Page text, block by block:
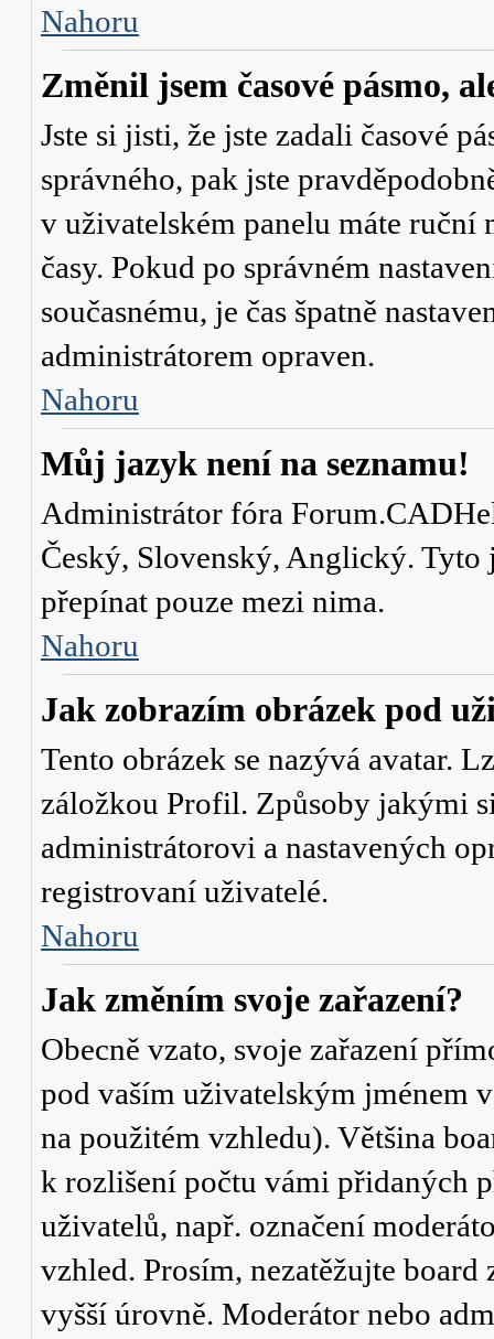
Nahoru
Změnil jsem časové pásmo,
Jste si jisti, že jste zadali časové
správného, pak jste
v uživatelském panelu máte ruční
časy. Pokud po správném
současnému, je čas špatně
administrátorem opraven.
Nahoru
Můj jazyk není na seznamu!
Administrátor fóra
Český, Slovenský, Anglický.
přepínat pouze mezi nima.
Nahoru
Jak zobrazím obrázek pod
Tento obrázek se nazývá avatar.
záložkou Profil. Způsoby jakými
administrátorovi a nastavených
registrovaní uživatelé.
Nahoru
Jak změním svoje zařazení?
Obecně vzato, svoje zařazení
pod vaším uživatelským jménem
na použitém vzhledu). Většina
k rozlišení počtu vámi přidaných
uživatelů, např. označení
vzhled. Prosím, nezatěžujte
vyšší úrovně. Moderátor nebo